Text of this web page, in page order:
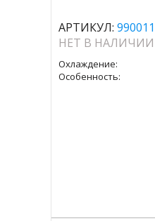
АРТИКУЛ: 990011
НЕТ В НАЛИЧИИ
Охлаждение:
Особенность: